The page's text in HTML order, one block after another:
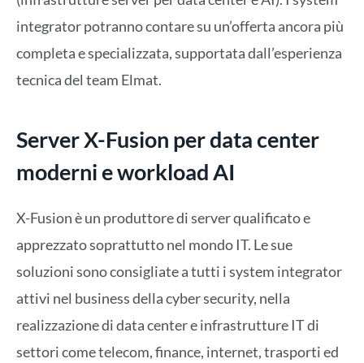
integrator potranno contare su un’offerta ancora più
completa e specializzata, supportata dall’esperienza
tecnica del team Elmat.
Server X-Fusion per data center
moderni e workload AI
X-Fusion è un produttore di server qualificato e
apprezzato soprattutto nel mondo IT. Le sue
soluzioni sono consigliate a tutti i system integrator
attivi nel business della cyber security, nella
realizzazione di data center e infrastrutture IT di
settori come telecom, finance, internet, trasporti ed